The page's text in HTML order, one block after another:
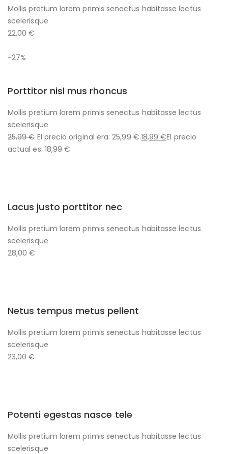
Mollis pretium lorem primis senectus habitasse lectus
scelerisque
22,00 €
-27%
Porttitor nisl mus rhoncus
Mollis pretium lorem primis senectus habitasse lectus
scelerisque
25,99 €El precio original era: 25,99 €.18,99 €El precio
actual es: 18,99 €.
Lacus justo porttitor nec
Mollis pretium lorem primis senectus habitasse lectus
scelerisque
28,00 €
Netus tempus metus pellent
Mollis pretium lorem primis senectus habitasse lectus
scelerisque
23,00 €
Potenti egestas nasce tele
Mollis pretium lorem primis senectus habitasse lectus
scelerisque